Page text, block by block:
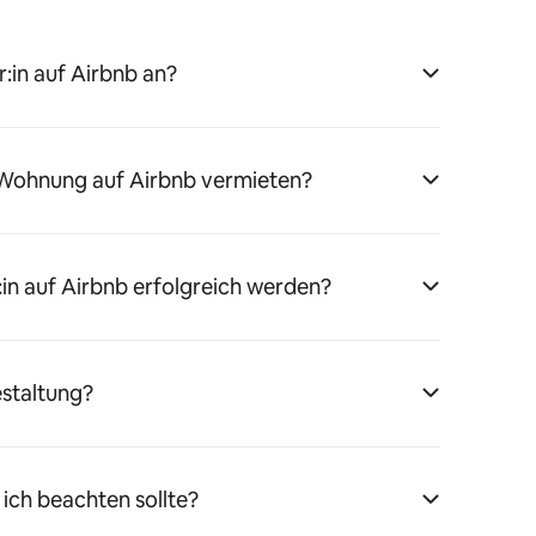
auf Airbnb an?
auf Airbnb vermieten?
auf Airbnb erfolgreich werden?
beachten sollte?